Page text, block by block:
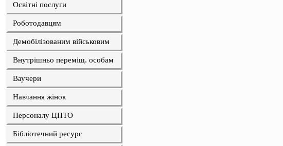
Освітні послуги
Роботодавцям
Демобілізованим військовим
Внутрішньо переміщ. особам
Ваучери
Навчання жінок
Персоналу ЦПТО
Бібліотечний ресурс